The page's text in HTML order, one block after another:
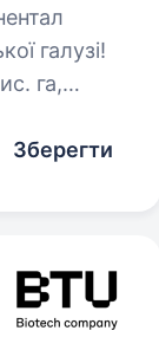
галузі!
га,
Зберегти